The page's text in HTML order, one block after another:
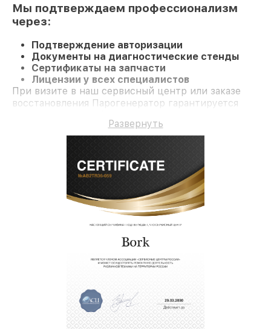
Мы подтверждаем профессионализм
через:
Подтверждение авторизации
Документы на диагностические стенды
Сертификаты на запчасти
Лицензии у всех специалистов
При визите в наш сервисный центр или заказе
восстановления Парогенератор гарантируется
гарантию на ремонт и детали.
Развернуть